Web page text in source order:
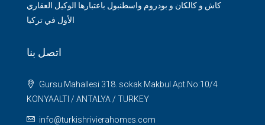
كاش و كالكان و بودروم واسطنبول باعتبارها الوكيل العقاري
الأول في تركيا
اتصل بنا
Gursu Mahallesi 318. sokak Makbul Apt.No:10/4
KONYAALTI / ANTALYA / TURKEY
info@turkishrivierahomes.com